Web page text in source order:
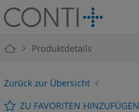
Skip to main navigation
Skip to main content
Skip to page footer
You are here:
Produktdetails
Zurück zur Übersicht
ZU FAVORITEN HINZUFÜGEN